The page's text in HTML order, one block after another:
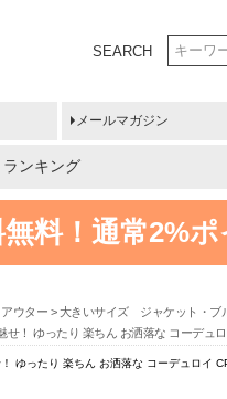
SEARCH
メールマガジン
ランキング
料！ 通常2%ポ
ウター
大きいサイズ ジャケット・ブ
せ！ ゆったり 楽ちん お洒落な コーデュ
ゆったり 楽ちん お洒落な コーデュロイ